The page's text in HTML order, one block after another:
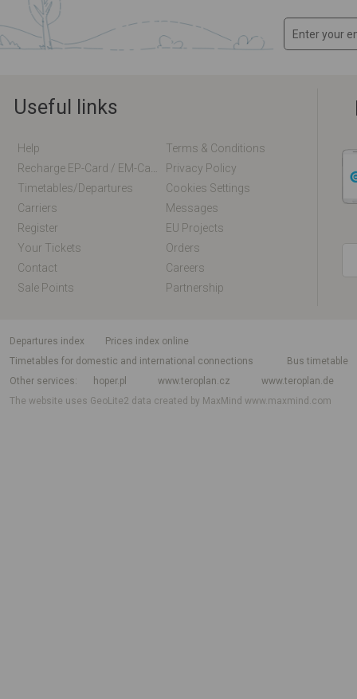
Useful links
Help
Terms & Conditions
Privacy Policy
Timetables/departures
Cookies Settings
Carriers
Messages
Register
EU Projects
Your Tickets
Orders
Contact
Careers
Sale Points
Partnership
departures index
Prices index online
Timetables for domestic and international connections
Bus timetable
Other services
hoper.pl www.teroplan.cz
www.teroplan.de
The website uses GeoLite2 data created by MaxMindwww.maxmind.com